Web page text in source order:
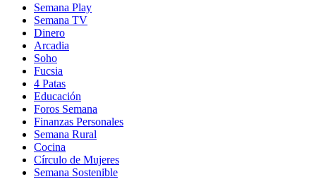
Semana Play
Semana TV
Dinero
Arcadia
Soho
in
new
window
Fucsia
in
new
window
4 Patas
Educación
Foros Semana
Finanzas Personales
Semana Rural
Cocina
Círculo de Mujeres
Semana Sostenible